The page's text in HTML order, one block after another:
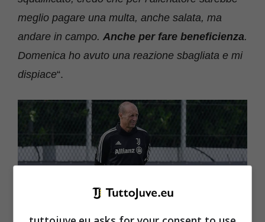
meglio pagare una multa, anche salata, ma
andare in campo. Anche per fare beneficienza.
Domenica ho avuto una reazione sbagliata e mi
dispiace“.